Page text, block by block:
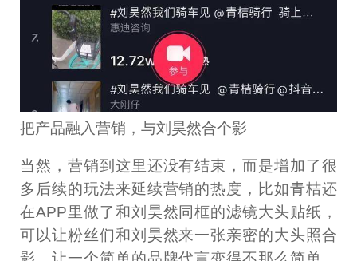
把产品融入营销，与刘昊然合个影
当然，营销到这里还没有结束，而是增加了很
多后续的玩法来延续营销的热度，比如青桔还
在APP里做了和刘昊然同框的滤镜大头贴纸，
可以让粉丝们和刘昊然来一张亲密的大头照合